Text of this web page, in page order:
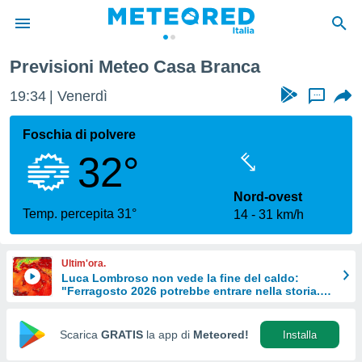
di
per
le
di
Web
Previsioni Meteo Casa Branca
19:34 Venerdì ...
Foschia di polvere
32°
Temp. percepita 31°
Nord-ovest
14
31 km/h
Ultim'ora.
Luca Lombroso non vede la fine del caldo:
"Ferragosto 2026 potrebbe entrare nella storia.
Scarica GRATIS la app di Meteored! Installa